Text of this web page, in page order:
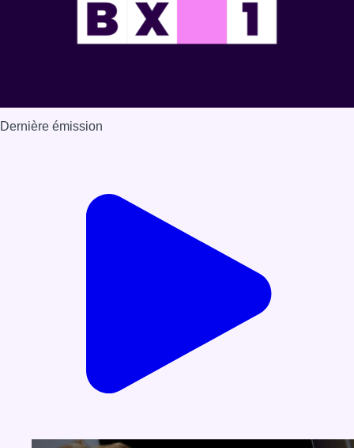
Dernière émission